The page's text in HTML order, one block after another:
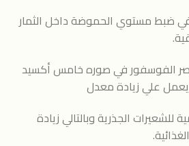
ضبط مستوي الحموضة داخل الثمار
الفوسفور في صوره خامس أكسيد
علي زيادة معدل
للشعيرات الجذرية وبالتالي زيادة